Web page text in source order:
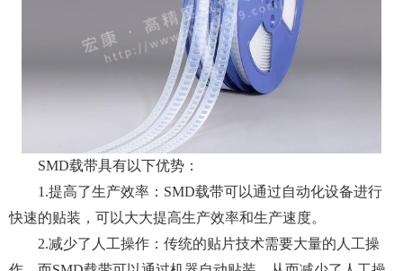
SMD载带具有以下优势：
1.提高了生产效率：SMD载带可以通过自动化设备进行
快速的贴装，可以大大提高生产效率和生产速度。
2.减少了人工操作：传统的贴片技术需要大量的人工操